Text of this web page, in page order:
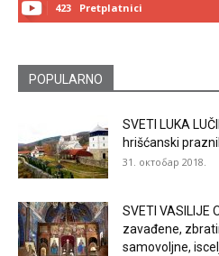
423 Pretplatnici
POPULARNO
SVETI LUKA
hrišćanski
31. октобар 2018.
SVETI VASILIJE
zavađene,
samovoljne,